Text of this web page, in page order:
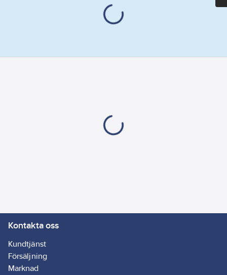
förslutning/stängning:
Kontakta oss
Kundtjänst
Försäljning
Marknad